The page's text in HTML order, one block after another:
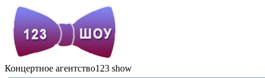
Концертное агентство123 show